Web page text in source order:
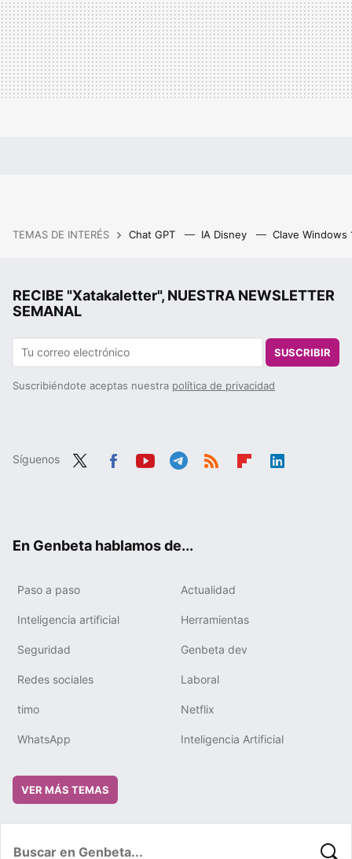
TEMAS DE INTERÉS Chat GPT IA Disney Clave Windows
RECIBE "Xatakaletter", NUESTRA NEWSLETTER
SEMANAL
SUSCRIBIR
Suscribiéndote aceptas nuestra política de privacidad
Síguenos
En Genbeta hablamos de...
Paso a paso Actualidad
Inteligencia artificial Herramientas
Seguridad Genbeta dev
Redes sociales Laboral
timo Netflix
WhatsApp Inteligencia Artificial
VER MÁS TEMAS